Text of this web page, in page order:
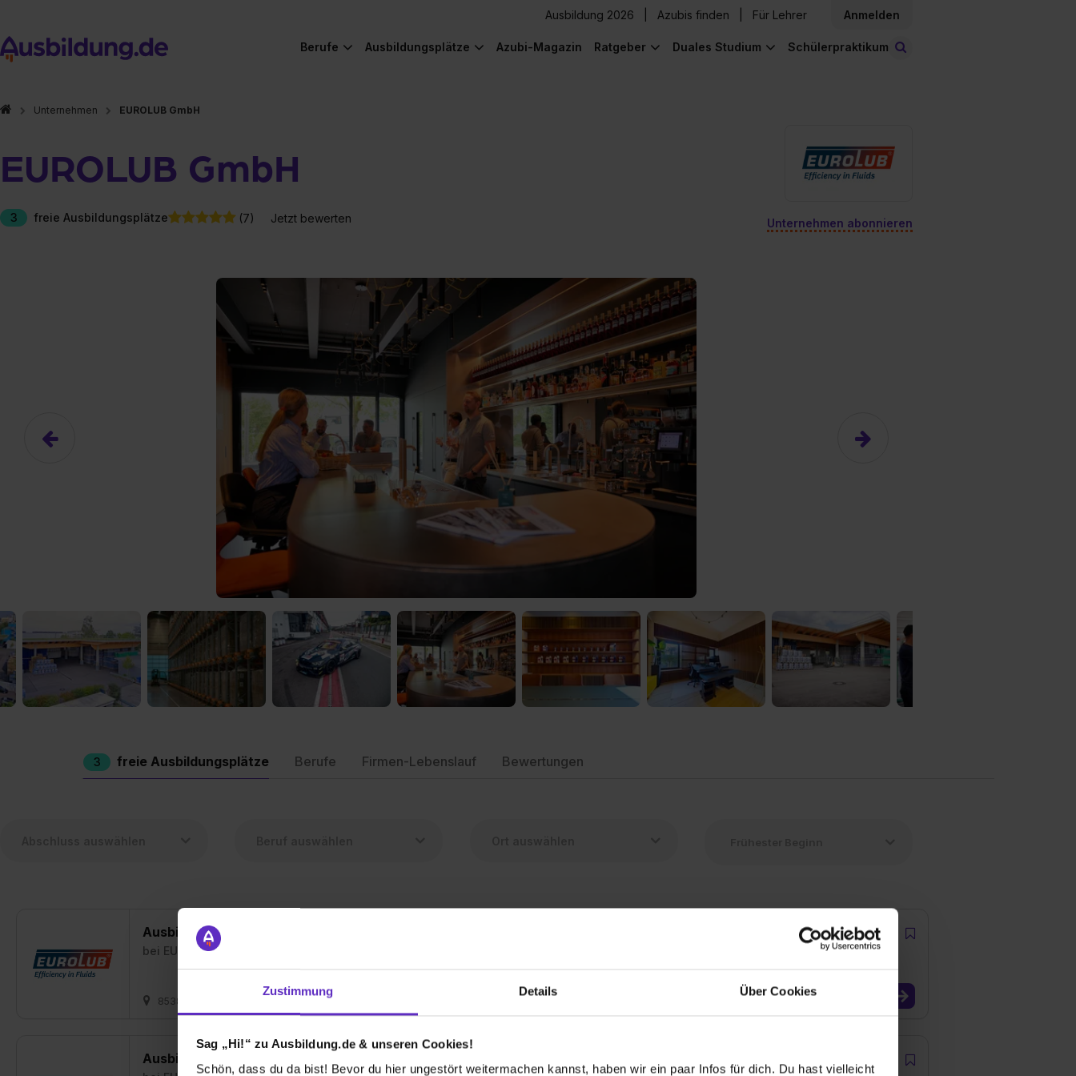
Zustimmung Details Über Cookies
Sag „Hi!“ zu Ausbildung.de & unseren Cookies!
Schön, dass du da bist! Bevor du hier ungestört weitermachen kannst, haben wir ein paar Infos für dich. Du hast vielleicht
Ausbildung 2026 Azubis finden Für Lehrer Anmelden
Berufe Ausbildungsplätze Azubi-Magazin Ratgeber Duales Studium Schülerpraktikum
Unternehmen EUROLUB GmbH
EUROLUB GmbH
3 freie Ausbildungsplätze (7) Jetzt bewerten Unternehmen abonnieren
3 freie Ausbildungsplätze Berufe Firmen-Lebenslauf Bewertungen
Ausbildung Fachlagerist/in (m/w/d)
bei EUROLUB GmbH
85386 Eching, Kreis Freising 01.09.2026
Ausbildung Maschinen- und Anlagenführer/in (m/w/d)